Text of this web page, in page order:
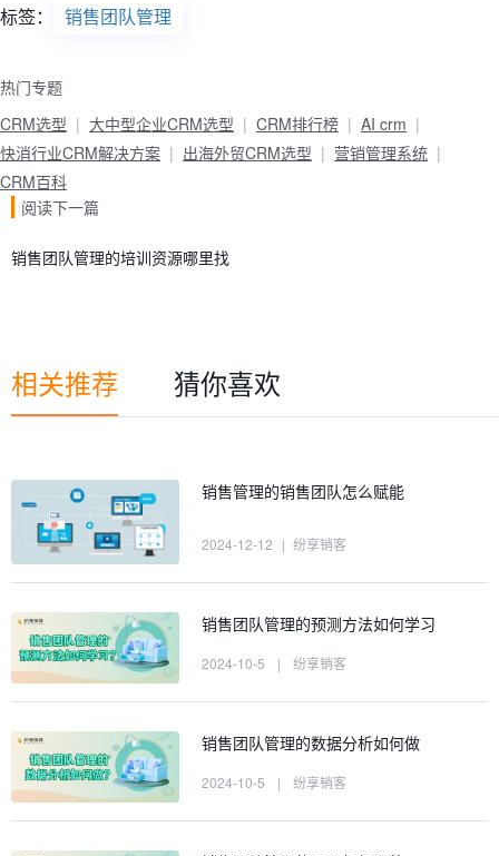
标签： 销售团队管理
热门专题
CRM选型
大中型企业CRM选型 CRM排行榜
AI crm
快消行业CRM解决方案
出海外贸CRM选型
营销管理系统
CRM百科
阅读下一篇
销售团队管理的培训资源哪里找
相关推荐 猜你喜欢
销售管理的销售团队怎么赋能
2024-12-12 | 纷享销客
销售团队管理的预测方法如何学习
2024-10-5 | 纷享销客
销售团队管理的数据分析如何做
2024-10-5 | 纷享销客